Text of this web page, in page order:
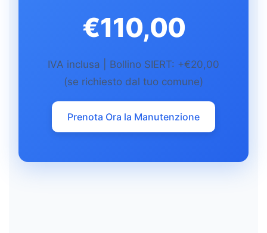
€110,00
IVA inclusa | Bollino SIERT: +€20,00
(se richiesto dal tuo comune)
Prenota Ora la Manutenzione